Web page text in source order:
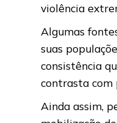
violência
Algumas
suas
consistência
contrasta com
Ainda assim,